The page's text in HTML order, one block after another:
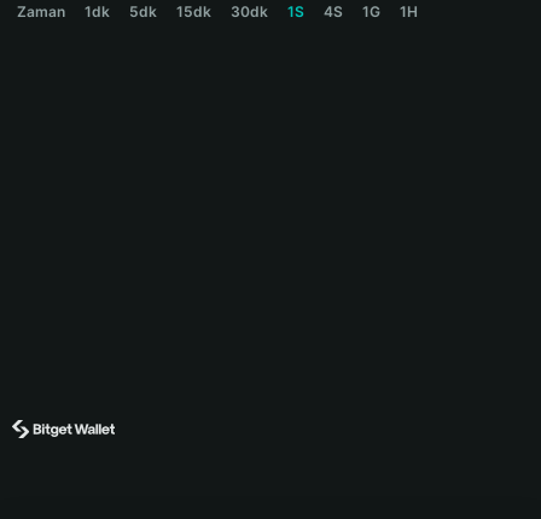
Zaman 1dk 5dk 15dk 30dk 1S 4S 1G 1H